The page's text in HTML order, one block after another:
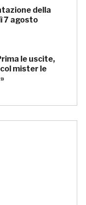
della
7 agosto
le uscite,
mister le